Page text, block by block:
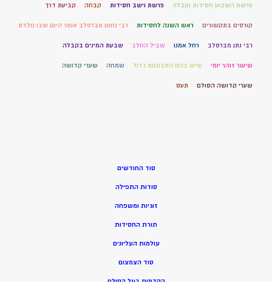
פרשת השבוע חסידות וקבלה פרשת וישב חסידות קבחה קביעת דרך
קורסים בתקשורים ראש השנה לחסידות רבי נחמן מברסלב אומר היום שבו נולדת
רבי נתן מברסלב רחל אמנו שביל החלב שבעת המינים בקבלה
שיעור זוהר יומי שיש בהם התבוננות גדול שמחה שערי קדושה
שערי קדושה הסולם תעס
סוד החודשים
סודות התפילה
זוגיות ומשפחה
תורת החסידות
עולמות העליונים
סוד הצמצום